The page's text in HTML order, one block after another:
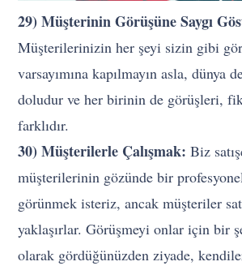
29) Müşterinin Görüşüne Saygı
Müşterilerinizin her şeyi sizin gibi
varsayımına kapılmayın asla, dünya
doludur ve her birinin de görüşleri,
farklıdır.
30) Müşterilerle Çalışmak: Biz
müşterilerinin gözünde bir
görünmek isteriz, ancak müşteriler
yaklaşırlar. Görüşmeyi onlar için bir
olarak gördüğünüzden ziyade,